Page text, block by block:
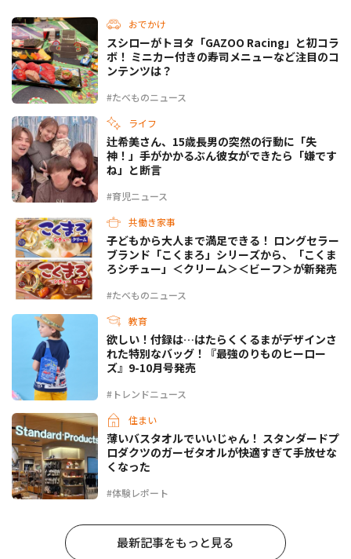
おでかけ
#たべものニュース
スシローがトヨタ「GAZOO Racing」と初コラ
ボ！ ミニカー付きの寿司メニューなど注目のコ
ンテンツは？
ライフ
#育児ニュース
辻希美さん、15歳長男の突然の行動に「失
神！」手がかかるぶん彼女ができたら「嫌です
ね」と断言
共働き家事
#たべものニュース
子どもから大人まで満足できる！ ロングセラー
ブランド「こくまろ」シリーズから、「こくま
ろシチュー」＜クリーム＞＜ビーフ＞が新発売
教育
#トレンドニュース
欲しい！付録は…はたらくくるまがデザインさ
れた特別なバッグ！『最強のりものヒーロー
ズ』9-10月号発売
住まい
#体験レポート
薄いバスタオルでいいじゃん！ スタンダードプ
ロダクツのガーゼタオルが快適すぎて手放せな
くなった
最新記事をもっと見る